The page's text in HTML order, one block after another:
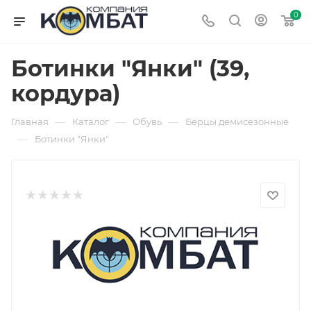
0
Ботинки "Янки" (39,
кордура)
Главная — Каталог — Обувь — Берцы демисезонные
— Ботинки "Янки"